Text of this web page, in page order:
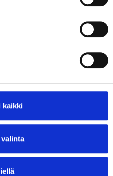
kaikki
alkuun olla
joka
1.5.2022